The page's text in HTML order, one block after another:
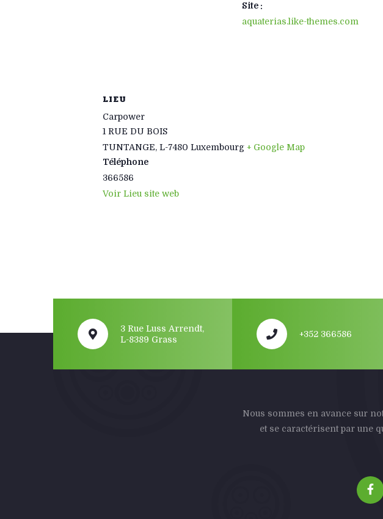
Site :
aquaterias.like-themes.com
LIEU
Carpower
1 RUE DU BOIS
TUNTANGE, L-7480 Luxembourg + Google Map
Téléphone
366586
Voir Lieu site web
3 Rue Luss Arrendt,
L-8389 Grass
+352 366586
Nous sommes en avance sur
et se caractérisent par une